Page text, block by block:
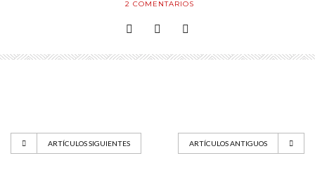
2 COMENTARIOS
ARTÍCULOS SIGUIENTES ARTÍCULOS ANTIGUOS